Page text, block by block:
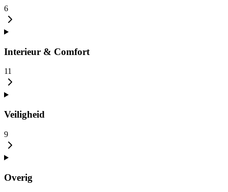
6
Interieur & Comfort
11
Veiligheid
9
Overig